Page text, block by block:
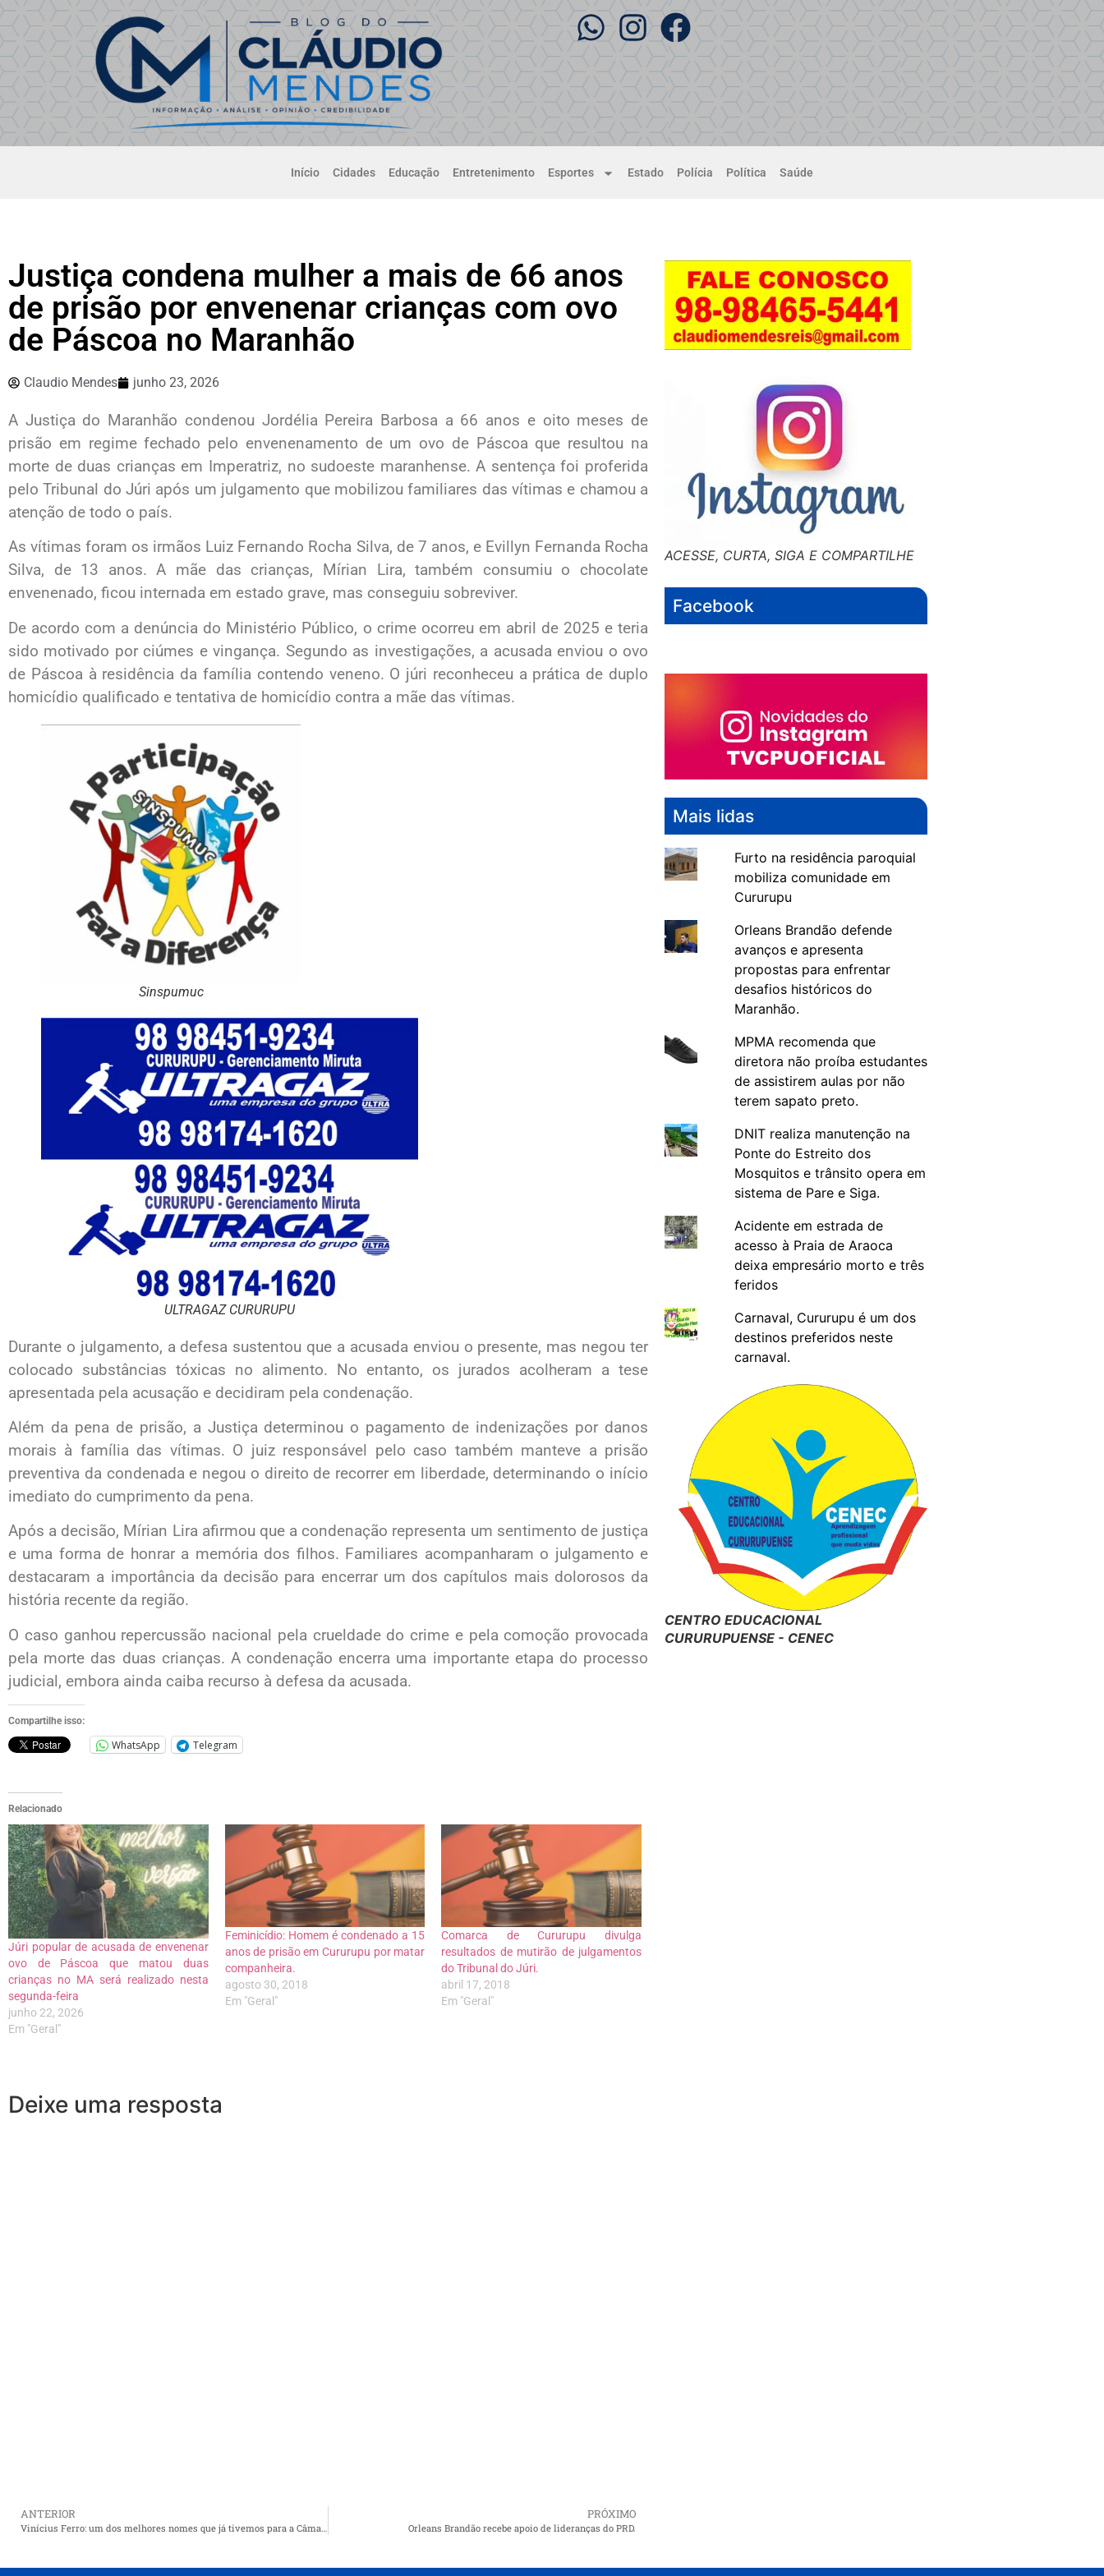
Início Cidades Educação Entretenimento Esportes Estado Polícia Política Saúde
Justiça condena mulher a mais de 66 anos
de prisão por envenenar crianças com ovo
de Páscoa no Maranhão
Claudio Mendes junho 23, 2026
A Justiça do Maranhão condenou Jordélia Pereira Barbosa a 66 anos e oito meses de
prisão em regime fechado pelo envenenamento de um ovo de Páscoa que resultou na
morte de duas crianças em Imperatriz, no sudoeste maranhense. A sentença foi proferida
pelo Tribunal do Júri após um julgamento que mobilizou familiares das vítimas e chamou a
atenção de todo o país.
As vítimas foram os irmãos Luiz Fernando Rocha Silva, de 7 anos, e Evillyn Fernanda Rocha
Silva, de 13 anos. A mãe das crianças, Mírian Lira, também consumiu o chocolate
envenenado, ficou internada em estado grave, mas conseguiu sobreviver.
De acordo com a denúncia do Ministério Público, o crime ocorreu em abril de 2025 e teria
sido motivado por ciúmes e vingança. Segundo as investigações, a acusada enviou o ovo
de Páscoa à residência da família contendo veneno. O júri reconheceu a prática de duplo
homicídio qualificado e tentativa de homicídio contra a mãe das vítimas.
Sinspumuc
ULTRAGAZ CURURUPU
Durante o julgamento, a defesa sustentou que a acusada enviou o presente, mas negou ter
colocado substâncias tóxicas no alimento. No entanto, os jurados acolheram a tese
apresentada pela acusação e decidiram pela condenação.
Além da pena de prisão, a Justiça determinou o pagamento de indenizações por danos
morais à família das vítimas. O juiz responsável pelo caso também manteve a prisão
preventiva da condenada e negou o direito de recorrer em liberdade, determinando o início
imediato do cumprimento da pena.
Após a decisão, Mírian Lira afirmou que a condenação representa um sentimento de justiça
e uma forma de honrar a memória dos filhos. Familiares acompanharam o julgamento e
destacaram a importância da decisão para encerrar um dos capítulos mais dolorosos da
história recente da região.
O caso ganhou repercussão nacional pela crueldade do crime e pela comoção provocada
pela morte das duas crianças. A condenação encerra uma importante etapa do processo
judicial, embora ainda caiba recurso à defesa da acusada.
Compartilhe isso:
WhatsApp Telegram
Relacionado
Júri popular de acusada de envenenar
ovo de Páscoa que matou duas
crianças no MA será realizado nesta
segunda-feira
junho 22, 2026
Em "Geral"
Feminicídio: Homem é condenado a 15
anos de prisão em Cururupu por matar
companheira.
agosto 30, 2018
Em "Geral"
Comarca de Cururupu divulga
resultados de mutirão de julgamentos
do Tribunal do Júri.
abril 17, 2018
Em "Geral"
Deixe uma resposta
ANTERIOR
Vinícius Ferro: um dos melhores nomes que já tivemos para a Câmara Federal.
PRÓXIMO
Orleans Brandão recebe apoio de lideranças do PRD.
ACESSE, CURTA, SIGA E COMPARTILHE
Facebook
Mais lidas
Furto na residência paroquial
mobiliza comunidade em
Cururupu
Orleans Brandão defende
avanços e apresenta
propostas para enfrentar
desafios históricos do
Maranhão.
MPMA recomenda que
diretora não proíba estudantes
de assistirem aulas por não
terem sapato preto.
DNIT realiza manutenção na
Ponte do Estreito dos
Mosquitos e trânsito opera em
sistema de Pare e Siga.
Acidente em estrada de
acesso à Praia de Araoca
deixa empresário morto e três
feridos
Carnaval, Cururupu é um dos
destinos preferidos neste
carnaval.
CENTRO EDUCACIONAL
CURURUPUENSE - CENEC